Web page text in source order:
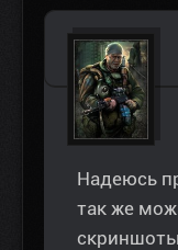
Надеюсь
так же
скриншоты